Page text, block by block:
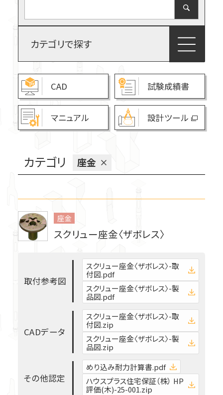
羽子板ボルト・短ざく金物 座金
火打金物・たる木固定金物
梁受け金物・大引き受け金物
エコネクター
換気関連商品
カテゴリで探す
中大規模非住宅対応金物
オメガメタルブレース
新・つくば耐力壁
リフォーム金物
柱接合金物
ホールダウン金物関連
羽子板ボルト・短ざく金物
CAD 試験成績書
マニュアル 設計ツール
カテゴリ 座金
座金
スクリュー座金〈ザボレス〉
取付参考図
スクリュー座金〈ザボレス〉-取
付図.pdf
スクリュー座金〈ザボレス〉-製
品図.pdf
CADデータ
スクリュー座金〈ザボレス〉-取
付図.zip
スクリュー座金〈ザボレス〉-製
品図.zip
その他認定
めり込み耐力計算書.pdf
ハウスプラス住宅保証（株） HP
評価(木)-25-001.zip